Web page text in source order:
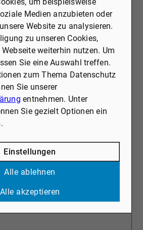
für eine
und eine
Gemeinsam
fest, die optimal auf
den Verkaufsprozess
die Laufzeit des
gestaltbar.
starten wir in der Regel
von der Verfügbarkeit der
(wie Grundbuch,
Stand der Vermarktung und
erreichbar.
und persönliche
Schlüssel zu einer
Medien anzubieten oder
Website zu analysieren.
zu unseren Cookies,
weiterhin nutzen. Um
Sie eine Auswahl treffen.
zum Thema Datenschutz
Sie unserer
entnehmen. Unter
Sie gezielt Optionen ein
Einstellungen
Alle ablehnen
Alle akzeptieren